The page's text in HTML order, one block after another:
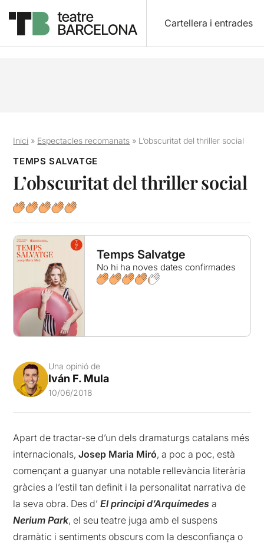
Cartellera i entrades
Inici » Espectacles recomanats » L’obscuritat del thriller social
TEMPS SALVATGE
L’obscuritat del thriller social
Temps Salvatge
No hi ha noves dates confirmades
Una opinió de
Iván F. Mula
10/06/2018
Apart de tractar-se d’un dels dramaturgs catalans més
internacionals,Josep Maria Miró, a poc a poc, està
començant a guanyar una notable rellevància literària
gràcies a l’estil tan definit i la personalitat narrativa de
la seva obra. Des d’El principi d’Arquímedesa
Nerium Park, el seu teatre juga amb el suspens
dramàtic i sentiments obscurs com la desconfiança o